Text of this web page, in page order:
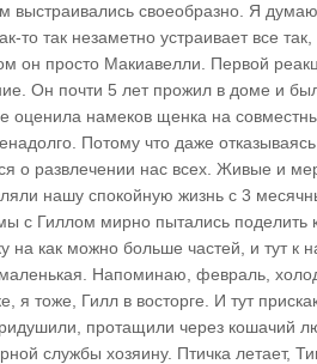
выстраивались своеобразно. Я
то так незаметно устраивает все
он просто Макиавелли. Первой
Он почти 5 лет прожил в доме и
оценила намеков щенка на
Потому что даже отказываясь
о развлечении нас всех. Живые и
нашу спокойную жизнь с 3
с Гиллом мирно пытались поделить
как можно больше частей, и тут к
Напоминаю, февраль,
я тоже, Гилл в восторге. И тут
протащили через кошачий
службы хозяину. Птичка летает,